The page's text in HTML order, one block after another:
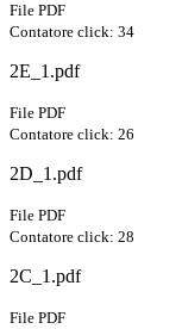
File PDF
Contatore click: 34
2E_1.pdf
File PDF
Contatore click: 26
2D_1.pdf
File PDF
Contatore click: 28
2C_1.pdf
File PDF